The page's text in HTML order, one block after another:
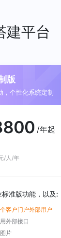
建平台
版
，个性化系统定制
/年起
/人/年
准版功能，以及:
客户门户外部用户
外部接口
片